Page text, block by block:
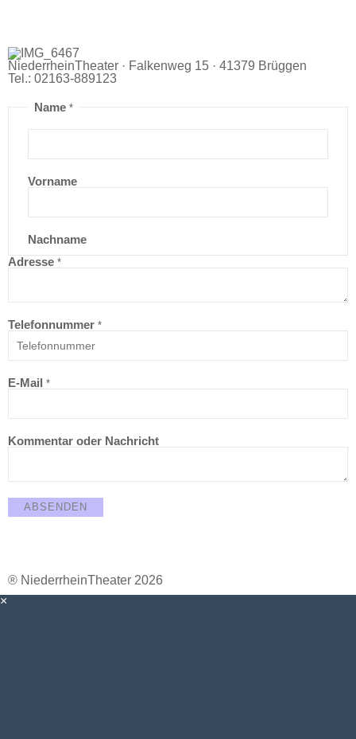
NiederrheinTheater · Falkenweg 15 · 41379 Brüggen
Tel.: 02163-889123
Name *
Vorname
Nachname
Adresse *
Telefonnummer *
E-Mail *
Kommentar oder Nachricht
ABSENDEN
® NiederrheinTheater 2026
×